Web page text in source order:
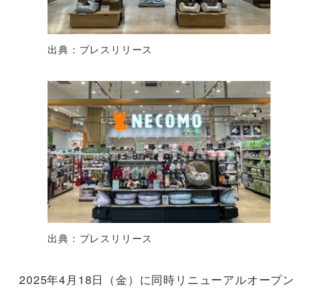
出典：プレスリリース
出典：プレスリリース
2025年4月18日（金）に同時リニューアルオープン